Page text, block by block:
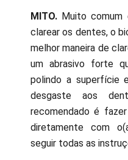
MITO. Muito comum
clarear os dentes, o
melhor maneira de
um abrasivo forte
polindo a superfície
desgaste aos
recomendado é
diretamente com
seguir todas as